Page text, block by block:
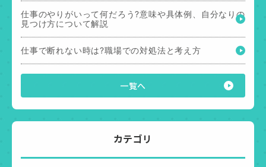
仕事のやりがいって何だろう?意味や具体例、自分なりの
見つけ方について解説
仕事で断れない時は?職場での対処法と考え方
一覧へ
カテゴリ